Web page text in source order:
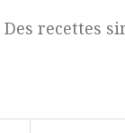
Des recettes